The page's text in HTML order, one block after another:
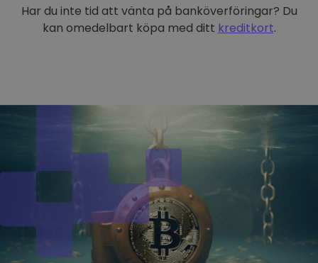
Har du inte tid att vänta på banköverföringar? Du
kan omedelbart köpa med ditt kreditkort.